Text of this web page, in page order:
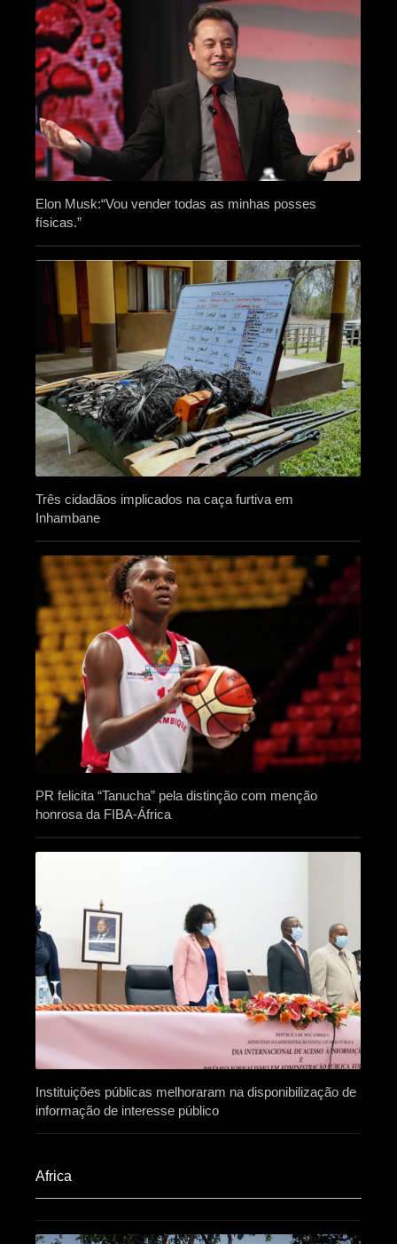
Elon Musk:“Vou vender todas as minhas posses
físicas.”
Três cidadãos implicados na caça furtiva em
Inhambane
PR felicita “Tanucha” pela distinção com menção
honrosa da FIBA-África
Instituições públicas melhoraram na disponibilização de
informação de interesse público
Africa​